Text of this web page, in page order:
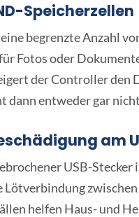
Speicherzellen
begrenzte Anzahl
Fotos oder
der Controller den
dann entweder gar
am
USB-
helfen Haus- und